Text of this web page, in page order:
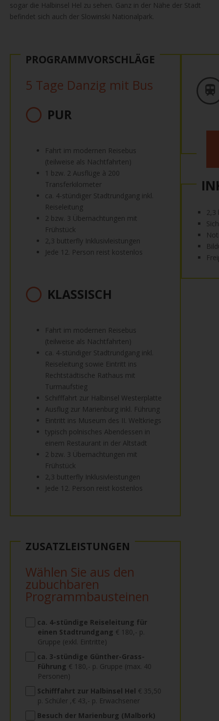
sogar die Halbinsel Hel zu sehen. Ganz in der Nähe der Stadt
befindet sich auch der Slowinski Nationalpark.
PROGRAMMVORSCHLÄGE
5 Tage Danzig mit Bus
PUR
Fahrt im modernen Reisebus
(teilweise als Nachtfahrten)
1 bzw. 2 Ausflüge à 200
Transferkilometer
ca. 4-stündiger Stadtrundgang inkl.
Reiseleitung
2 bzw. 3 Übernachtungen mit
Frühstück
2,3 butterfly Inklusivleistungen
Jede 12. Person reist kostenlos
KLASSISCH
Fahrt im modernen Reisebus
(teilweise als Nachtfahrten)
ca. 4-stündiger Stadtrundgang inkl.
Reiseleitung sowie Eintritt ins
Rechtstädtische Rathaus mit
Turmaufstieg
Schifffahrt zur Halbinsel Westerplatte
Ausflug zur Marienburg inkl. Führung
Eintritt ins Museum des II. Weltkriegs
typisch polnisches Abendessen in
einem Restaurant in der Altstadt
2 bzw. 3 Übernachtungen mit
Frühstück
2,3 butterfly Inklusivleistungen
Jede 12. Person reist kostenlos
ZUSATZLEISTUNGEN
Wählen Sie aus den
zubuchbaren
Programmbausteinen
ca. 4-stündige Reiseleitung für
einen Stadtrundgang € 180,- p.
Gruppe (exkl. Eintritte)
ca. 3-stündige Günther-Grass-
Führung € 180,- p. Gruppe (max. 40
Personen)
Schifffahrt zur Halbinsel Hel € 35,50
p. Schüler ,€ 43,- p. Erwachsener
Besuch der Marienburg (Malbork)
2,3